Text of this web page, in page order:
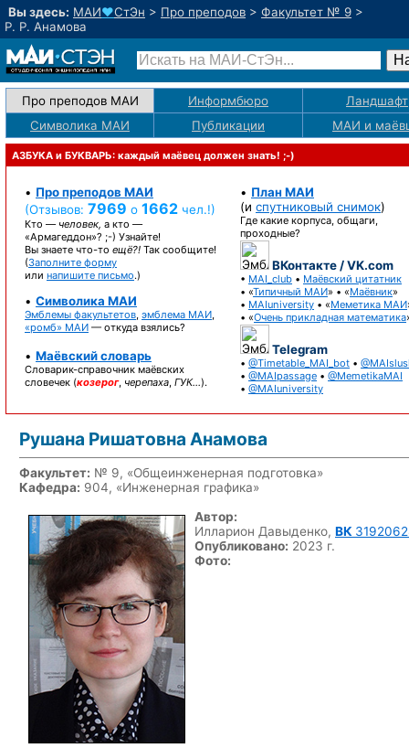
Вы здесь: МАИ♥СтЭн > Про преподов > Факультет № 9 >
Р. Р. Анамова
Про преподов МАИ Информбюро
Ландшафт
Символика МАИ
Публикации МАИ и
АЗБУКА и БУКВАРЬ: каждый маёвец должен знать! ;-)
• Про преподов МАИ
(Отзывов: 7969 о 1662 чел.!)
Кто — человек, а кто —
«Армагеддон»? ;-) Узнайте!
Вы знаете что-то ещё?! Так сообщите!
(Заполните форму
или напишите письмо.)
• Символика МАИ
Эмблемы факультетов, эмблема МАИ,
«ромб» МАИ — откуда взялись?
• Маёвский словарь
Словарик-справочник маёвских
словечек (козерог, черепаха, ГУК…).
• План МАИ
(и спутниковый снимок)
Где какие корпуса, общаги,
проходные?
ВКонтакте / VK.com
• MAI_club • Маёвский цитатник
• «Типичный МАИ» • «Маёвник»
• MAIuniversity • «Меметика МАИ
• «Очень прикладная математика
Telegram
• @Timetable_MAI_bot •
• @MAIpassage • @MemetikaMAI
• @MAIuniversity
Рушана Ришатовна Анамова
Факультет: № 9, «Общеинженерная подготовка»
Кафедра: 904, «Инженерная графика»
Автор:
Илларион Давыденко, ВК
Опубликовано: 2023 г.
Фото: